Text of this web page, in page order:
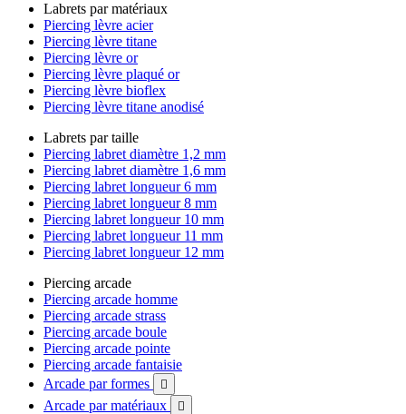
Labrets par matériaux
Piercing lèvre acier
Piercing lèvre titane
Piercing lèvre or
Piercing lèvre plaqué or
Piercing lèvre bioflex
Piercing lèvre titane anodisé
Labrets par taille
Piercing labret diamètre 1,2 mm
Piercing labret diamètre 1,6 mm
Piercing labret longueur 6 mm
Piercing labret longueur 8 mm
Piercing labret longueur 10 mm
Piercing labret longueur 11 mm
Piercing labret longueur 12 mm
Piercing arcade
Piercing arcade homme
Piercing arcade strass
Piercing arcade boule
Piercing arcade pointe
Piercing arcade fantaisie
Arcade par formes

Arcade par matériaux 